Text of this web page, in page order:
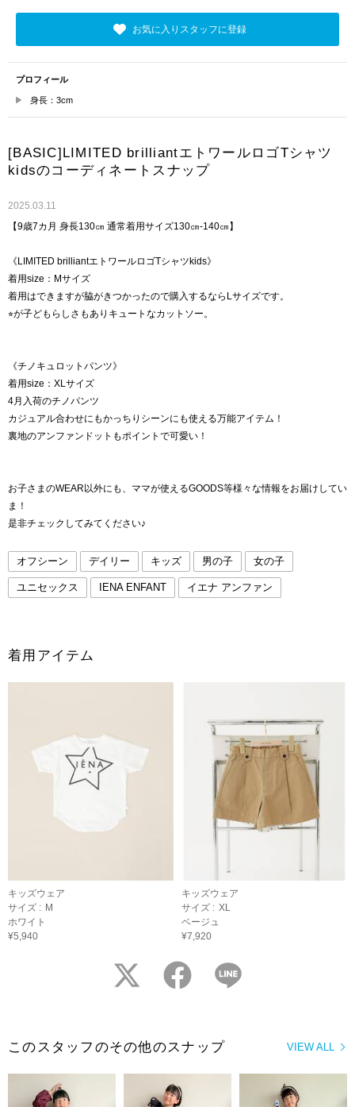
お気に入りスタッフに登録
プロフィール
身長：3cm
[BASIC]LIMITED brilliantエトワールロゴTシャツ
kidsのコーディネートスナップ
2025.03.11
【9歳7カ月 身長130㎝ 通常着用サイズ130㎝-140㎝】
《LIMITED brilliantエトワールロゴTシャツkids》
着用size：Mサイズ
着用はできますが脇がきつかったので購入するならLサイズです。
⭐︎が子どもらしさもありキュートなカットソー。
《チノキュロットパンツ》
着用size：XLサイズ
4月入荷のチノパンツ
カジュアル合わせにもかっちりシーンにも使える万能アイテム！
裏地のアンファンドットもポイントで可愛い！
お子さまのWEAR以外にも、ママが使えるGOODS等様々な情報をお届けしてい
ま！
是非チェックしてみてください♪
オフシーン デイリー キッズ 男の子 女の子
ユニセックス IENA ENFANT イエナ アンファン
着用アイテム
キッズウェア
サイズ : M
ホワイト
¥5,940
キッズウェア
サイズ : XL
ベージュ
¥7,920
twitter facebook
VIEW ALL
このスタッフのその他のスナップ